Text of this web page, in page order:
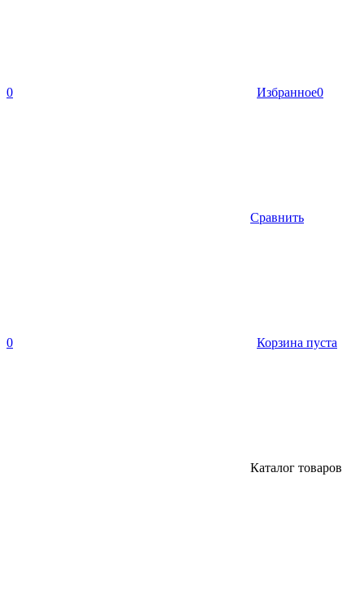
0 Избранное0
Сравнить
0 Корзина пуста
Каталог товаров